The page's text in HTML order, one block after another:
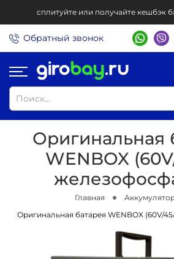
сплитуйте или получайте кешбэк
Обратный звонок
Оригинальная
WENBOX
Главная
Оригинальная батарея WENBOX (60V/